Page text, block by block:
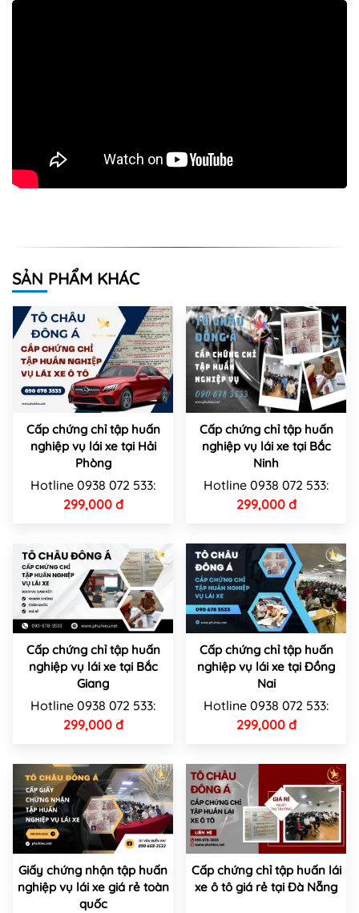
SẢN PHẨM KHÁC
Cấp chứng chỉ tập huấn
nghiệp vụ lái xe tại Hải
Phòng
Hotline 0938 072 533:
299,000 đ
Cấp chứng chỉ tập huấn
nghiệp vụ lái xe tại Bắc
Ninh
Hotline 0938 072 533:
299,000 đ
Cấp chứng chỉ tập huấn
nghiệp vụ lái xe tại Bắc
Giang
Hotline 0938 072 533:
299,000 đ
Cấp chứng chỉ tập huấn
nghiệp vụ lái xe tại Đồng
Nai
Hotline 0938 072 533:
299,000 đ
Giấy chứng nhận tập huấn
nghiệp vụ lái xe giá rẻ toàn
quốc
Cấp chứng chỉ tập huấn lái
xe ô tô giá rẻ tại Đà Nẵng